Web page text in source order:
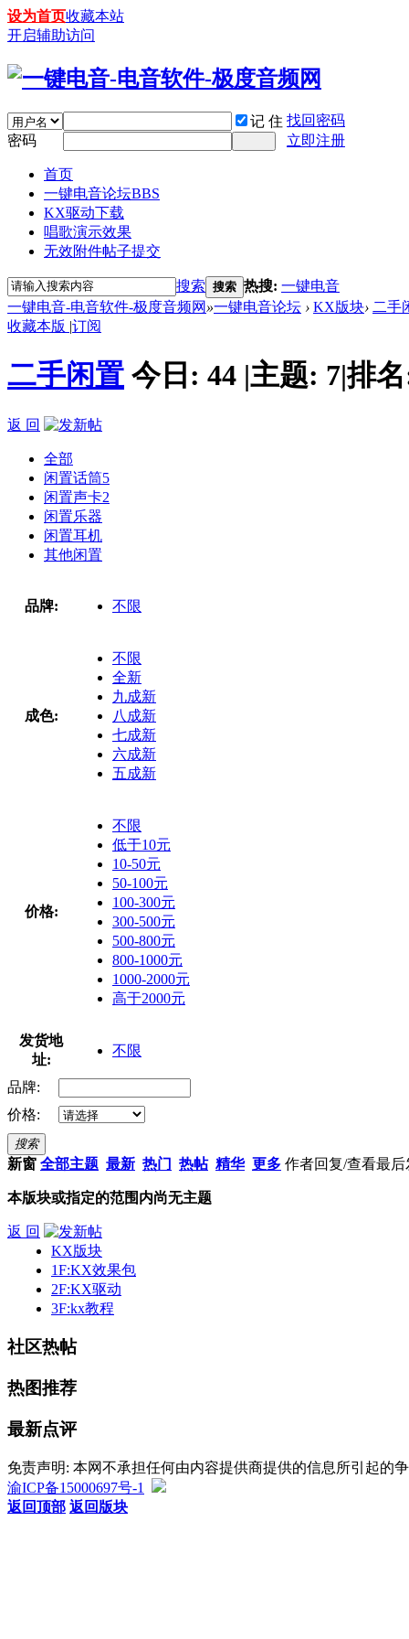
设为首页收藏本站
开启辅助访问
记 住 找回密码
密码
立即注册
首页
一键电音论坛BBS
KX驱动下载
唱歌演示效果
无效附件帖子提交
搜索 搜索 热搜: 一键电音
一键电音-电音软件-极度音频网 »一键电音论坛 › KX版块› 二手
收藏本版 |订阅
二手闲置 今日: 44 |主题: 7|排
返 回
全部
闲置话筒5
闲置声卡2
闲置乐器
闲置耳机
其他闲置
品牌: 不限
成色:
不限
全新
九成新
八成新
七成新
六成新
五成新
价格:
不限
低于10元
10-50元
50-100元
100-300元
300-500元
500-800元
800-1000元
1000-2000元
高于2000元
发货地
址:
不限
品牌:
价格:
搜索
新窗 全部主题 最新 热门 热帖 精华 更多 作者回复/查看最后
本版块或指定的范围内尚无主题
返 回
KX版块
1F:KX效果包
2F:KX驱动
3F:kx教程
社区热帖
热图推荐
最新点评
免责声明: 本网不承担任何由内容提供商提供的信息所引起的
渝ICP备15000697号-1
返回顶部 返回版块